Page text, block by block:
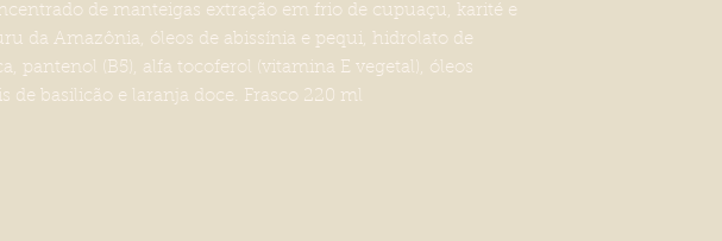
de manteigas extração em frio de cupuaçu, karité e
da Amazônia, óleos de abissínia e pequi, hidrolato de
pantenol (B5), alfa tocoferol (vitamina E vegetal), óleos
de basilicão e laranja doce. Frasco 220 ml